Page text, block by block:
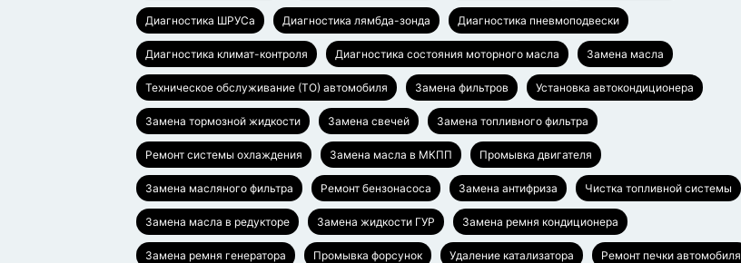
Диагностика ШРУСа Диагностика лямбда-зонда Диагностика пневмоподвески
Диагностика климат-контроля Диагностика состояния моторного масла Замена масла
Техническое обслуживание (ТО) автомобиля Замена фильтров Установка автокондиционера
Замена тормозной жидкости Замена свечей Замена топливного фильтра
Ремонт системы охлаждения Замена масла в МКПП Промывка двигателя
Замена масляного фильтра Ремонт бензонасоса Замена антифриза Чистка топливной системы
Замена масла в редукторе Замена жидкости ГУР Замена ремня кондиционера
Замена ремня генератора Промывка форсунок Удаление катализатора Ремонт печки автомобиля